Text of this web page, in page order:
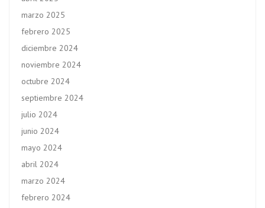
marzo 2025
febrero 2025
diciembre 2024
noviembre 2024
octubre 2024
septiembre 2024
julio 2024
junio 2024
mayo 2024
abril 2024
marzo 2024
febrero 2024